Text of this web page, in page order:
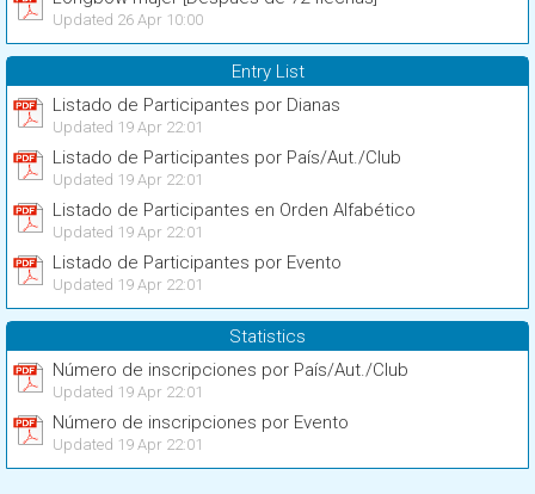
Updated 26 Apr 10:00
Entry List
Listado de Participantes por Dianas
Updated 19 Apr 22:01
Listado de Participantes por País/Aut./Club
Updated 19 Apr 22:01
Listado de Participantes en Orden Alfabético
Updated 19 Apr 22:01
Listado de Participantes por Evento
Updated 19 Apr 22:01
Statistics
Número de inscripciones por País/Aut./Club
Updated 19 Apr 22:01
Número de inscripciones por Evento
Updated 19 Apr 22:01